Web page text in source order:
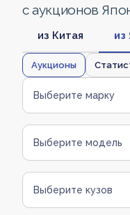
с аукционов
из Китая из
Аукционы
Выберите марку
Выберите модель
Выберите кузов